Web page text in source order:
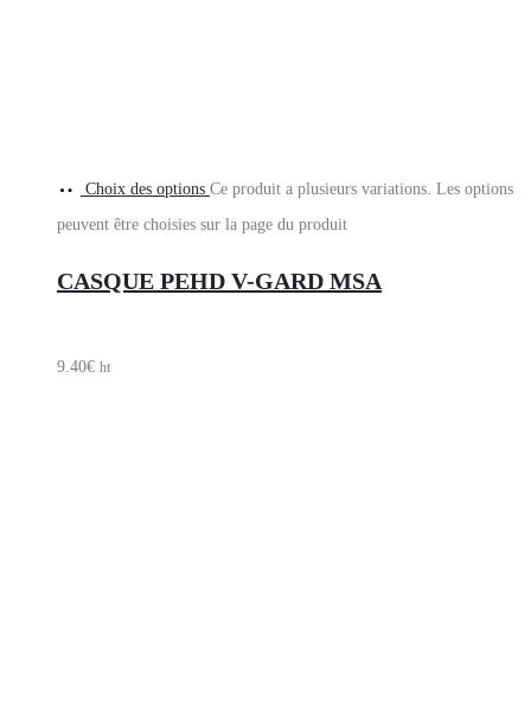
Choix des options Ce produit a plusieurs variations. Les options
peuvent être choisies sur la page du produit
CASQUE PEHD V-GARD MSA
9.40€ ht